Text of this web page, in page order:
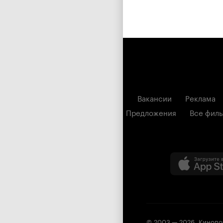
Вакансии Реклама
Предложения
Все
© 2003 — 2026,